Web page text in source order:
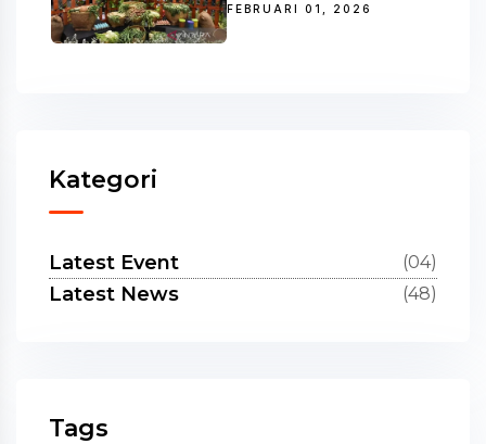
FEBRUARI 01, 2026
Kategori
Latest Event (04)
Latest News (48)
Tags